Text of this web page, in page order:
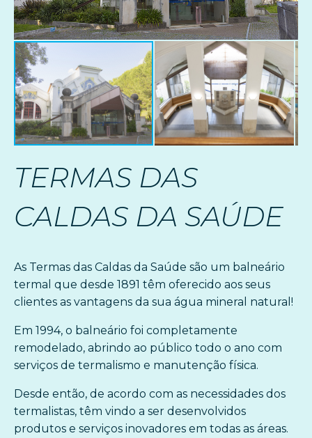
TERMAS DAS
CALDAS DA SAÚDE
As Termas das Caldas da Saúde são um balneário
termal que desde 1891 têm oferecido aos seus
clientes as vantagens da sua água mineral natural!
Em 1994, o balneário foi completamente
remodelado, abrindo ao público todo o ano com
serviços de termalismo e manutenção física.
Desde então, de acordo com as necessidades dos
termalistas, têm vindo a ser desenvolvidos
produtos e serviços inovadores em todas as áreas.